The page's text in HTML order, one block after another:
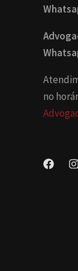
no